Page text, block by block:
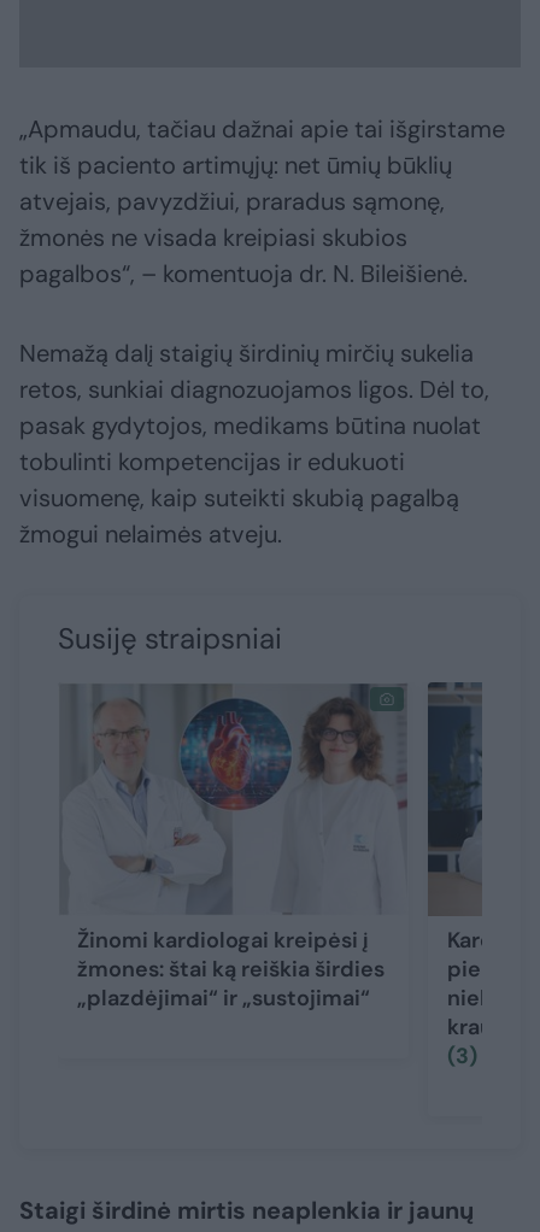
„Apmaudu, tačiau dažnai apie tai išgirstame
tik iš paciento artimųjų: net ūmių būklių
atvejais, pavyzdžiui, praradus sąmonę,
žmonės ne visada kreipiasi skubios
pagalbos“, – komentuoja dr. N. Bileišienė.
Nemažą dalį staigių širdinių mirčių sukelia
retos, sunkiai diagnozuojamos ligos. Dėl to,
pasak gydytojos, medikams būtina nuolat
tobulinti kompetencijas ir edukuoti
visuomenę, kaip suteikti skubią pagalbą
žmogui nelaimės atveju.
Susiję straipsniai
Žinomi kardiologai kreipėsi į
žmones: štai ką reiškia širdies
„plazdėjimai“ ir „sustojimai“
pieno
(3)
Staigi širdinė mirtis neaplenkia ir jaunų